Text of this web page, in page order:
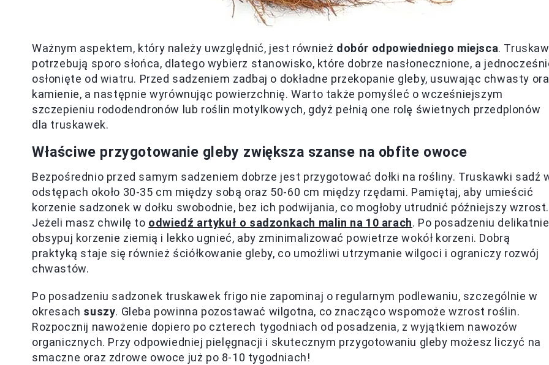
Ważnym aspektem, który należy uwzględnić, jest również dobór odpowiedniego miejsca.
potrzebują sporo słońca, dlatego wybierz stanowisko, które dobrze nasłonecznione, a
osłonięte od wiatru. Przed sadzeniem zadbaj o dokładne przekopanie gleby, usuwając chwasty
kamienie, a następnie wyrównując powierzchnię. Warto także pomyśleć o wcześniejszym
szczepieniu rododendronów lub roślin motylkowych, gdyż pełnią one rolę świetnych przedplonów
dla truskawek.
Właściwe przygotowanie gleby zwiększa szanse na obfite owoce
Bezpośrednio przed samym sadzeniem dobrze jest przygotować dołki na rośliny. Truskawki sadź
odstępach około 30-35 cm między sobą oraz 50-60 cm między rzędami. Pamiętaj, aby umieścić
korzenie sadzonek w dołku swobodnie, bez ich podwijania, co mogłoby utrudnić późniejszy wzrost.
Jeżeli masz chwilę to odwiedź artykuł o sadzonkach malin na 10 arach. Po posadzeniu delikatnie
obsypuj korzenie ziemią i lekko ugnieć, aby zminimalizować powietrze wokół korzeni. Dobrą
praktyką staje się również ściółkowanie gleby, co umożliwi utrzymanie wilgoci i ograniczy rozwój
chwastów.
Po posadzeniu sadzonek truskawek frigo nie zapominaj o regularnym podlewaniu, szczególnie w
okresach suszy. Gleba powinna pozostawać wilgotna, co znacząco wspomoże wzrost roślin.
Rozpocznij nawożenie dopiero po czterech tygodniach od posadzenia, z wyjątkiem nawozów
organicznych. Przy odpowiedniej pielęgnacji i skutecznym przygotowaniu gleby możesz liczyć na
smaczne oraz zdrowe owoce już po 8-10 tygodniach!